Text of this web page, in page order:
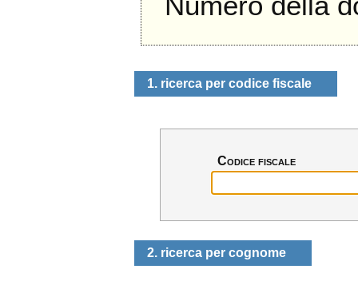
1. ricerca per codice fiscale
Codice fiscale
2. ricerca per cognome